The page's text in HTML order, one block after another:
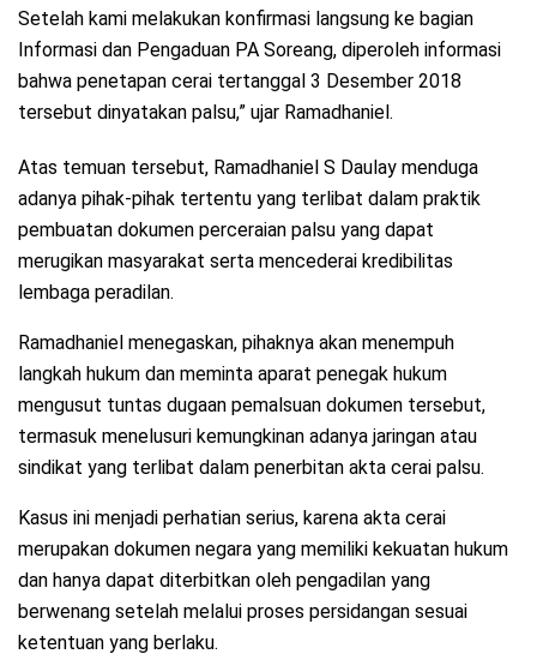
Setelah kami melakukan konfirmasi langsung ke bagian
Informasi dan Pengaduan PA Soreang, diperoleh informasi
bahwa penetapan cerai tertanggal 3 Desember 2018
tersebut dinyatakan palsu,” ujar Ramadhaniel.
Atas temuan tersebut, Ramadhaniel S Daulay menduga
adanya pihak-pihak tertentu yang terlibat dalam praktik
pembuatan dokumen perceraian palsu yang dapat
merugikan masyarakat serta mencederai kredibilitas
lembaga peradilan.
Ramadhaniel menegaskan, pihaknya akan menempuh
langkah hukum dan meminta aparat penegak hukum
mengusut tuntas dugaan pemalsuan dokumen tersebut,
termasuk menelusuri kemungkinan adanya jaringan atau
sindikat yang terlibat dalam penerbitan akta cerai palsu.
Kasus ini menjadi perhatian serius, karena akta cerai
merupakan dokumen negara yang memiliki kekuatan hukum
dan hanya dapat diterbitkan oleh pengadilan yang
berwenang setelah melalui proses persidangan sesuai
ketentuan yang berlaku.